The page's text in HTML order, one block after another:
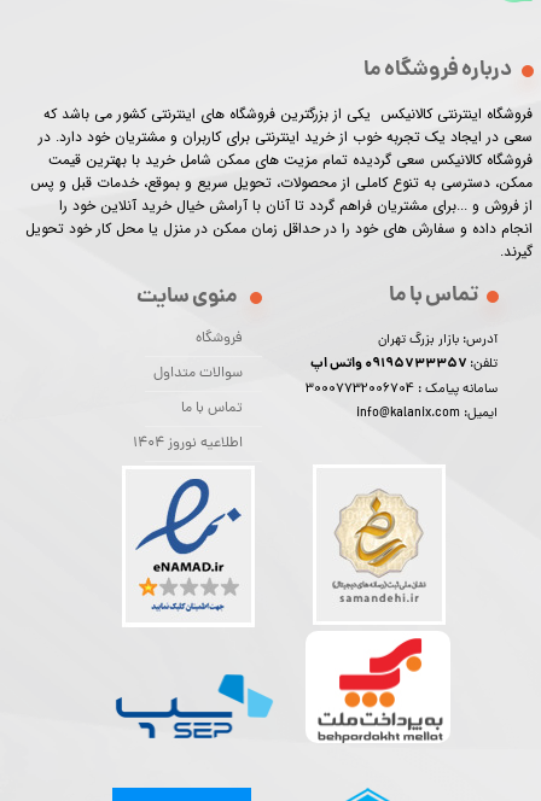
درباره فروشگاه ما
فروشگاه اینترنتی کالانیکس یکی از بزرگترین فروشگاه های اینترنتی کشور می باشد که
سعی در ایجاد یک تجربه خوب از خرید اینترنتی برای کاربران و مشتریان خود دارد. در
فروشگاه کالانیکس سعی گردیده تمام مزیت های ممکن شامل خرید با بهترین قیمت
ممکن، دسترسی به تنوع کاملی از محصولات، تحویل سریع و بموقع، خدمات قبل و پس
از فروش و ...برای مشتریان فراهم گردد تا آنان با آرامش خیال خرید آنلاین خود را
انجام داده و سفارش های خود را در حداقل زمان ممکن در منزل یا محل کار خود تحویل
گیرند.​​​​​​​
منوی سایت
فروشگاه
سوالات متداول
تماس با ما
اطلاعیه نوروز 1404
تماس با ما
آدرس: بازار بزرگ تهران
تلفن:
سامانه پیامک : 30007732006704
ایمیل: info@kalanix.com